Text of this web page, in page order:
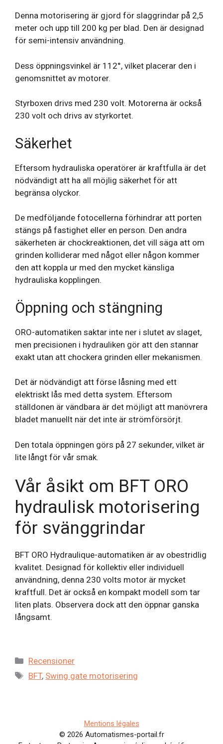
Denna motorisering är gjord för slaggrindar på 2,5
meter och upp till 200 kg per blad. Den är designad
för semi-intensiv användning.
Dess öppningsvinkel är 112°, vilket placerar den i
genomsnittet av motorer.
Styrboxen drivs med 230 volt. Motorerna är också
230 volt och drivs av styrkortet.
Säkerhet
Eftersom hydrauliska operatörer är kraftfulla är det
nödvändigt att ha all möjlig säkerhet för att
begränsa olyckor.
De medföljande fotocellerna förhindrar att porten
stängs på fastighet eller en person. Den andra
säkerheten är chockreaktionen, det vill säga att om
grinden kolliderar med något eller någon kommer
den att koppla ur med den mycket känsliga
hydrauliska kopplingen.
Öppning och stängning
ORO-automatiken saktar inte ner i slutet av slaget,
men precisionen i hydrauliken gör att den stannar
exakt utan att chockera grinden eller mekanismen.
Det är nödvändigt att förse låsning med ett
elektriskt lås med detta system. Eftersom
ställdonen är vändbara är det möjligt att manövrera
bladet manuellt när det inte är strömförsörjt.
Den totala öppningen görs på 27 sekunder, vilket är
lite långt för vår smak.
Vår åsikt om BFT ORO
hydraulisk motorisering
för svänggrindar
BFT ORO Hydraulique-automatiken är av obestridlig
kvalitet. Designad för kollektiv eller individuell
användning, denna 230 volts motor är mycket
kraftfull. Det är också en kompakt modell som tar
liten plats. Observera dock att den öppnar ganska
långsamt.
Kategorier
Recensioner
Etiketter
BFT, Swing gate motorisering
Mentions légales
© 2026 Automatismes-portail.fr